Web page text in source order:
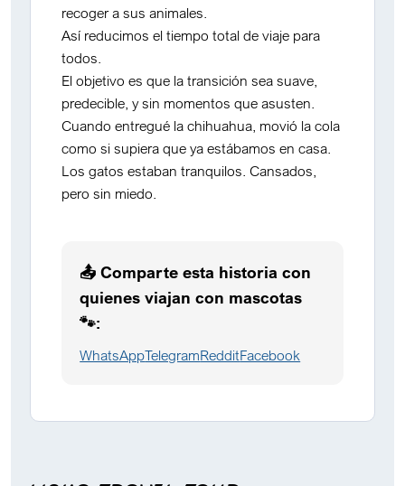
recoger a sus animales.
Así reducimos el tiempo total de viaje para
todos.
El objetivo es que la transición sea suave,
predecible, y sin momentos que asusten.
Cuando entregué la chihuahua, movió la cola
como si supiera que ya estábamos en casa.
Los gatos estaban tranquilos. Cansados,
pero sin miedo.
📤 Comparte esta historia con
quienes viajan con mascotas
🐾:
WhatsAppTelegramRedditFacebook